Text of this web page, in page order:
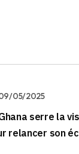
05/2025
serre la
relancer son